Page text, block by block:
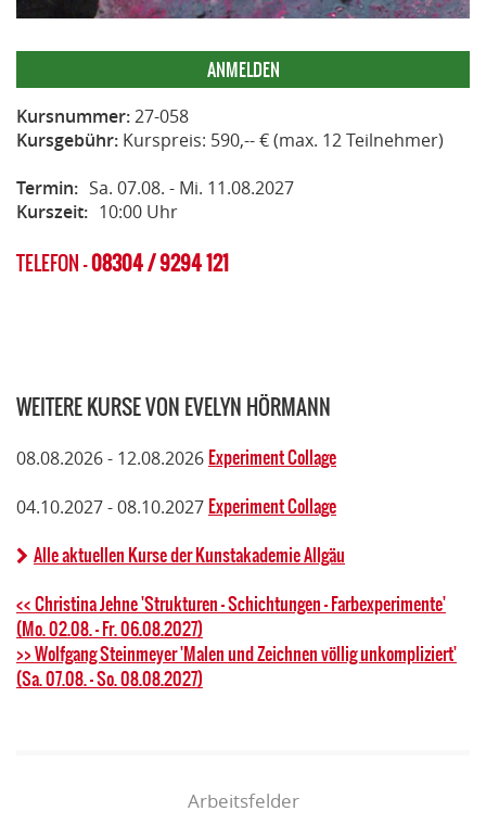
ANMELDEN
Kursnummer:27-058
Kursgebühr: Kurspreis: 590,-- € (max. 12 Teilnehmer)
Termin: Sa. 07.08. - Mi. 11.08.2027
Kurszeit: 10:00 Uhr
TELEFON -08304 / 9294 121
WEITERE KURSE VON EVELYN HÖRMANN
08.08.2026 - 12.08.2026 Experiment Collage
04.10.2027 - 08.10.2027 Experiment Collage
Alle aktuellen Kurse der Kunstakademie Allgäu
<< Christina Jehne 'Strukturen - Schichtungen - Farbexperimente'
(Mo. 02.08. - Fr. 06.08.2027)
>> Wolfgang Steinmeyer 'Malen und Zeichnen völlig unkompliziert'
(Sa. 07.08. - So. 08.08.2027)
Arbeitsfelder